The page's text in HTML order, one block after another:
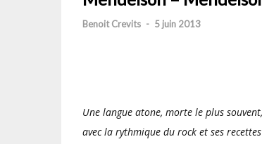
Benoit Crevits - 5 juin 2013
Une langue atone, morte le plus
avec la rythmique du rock et ses